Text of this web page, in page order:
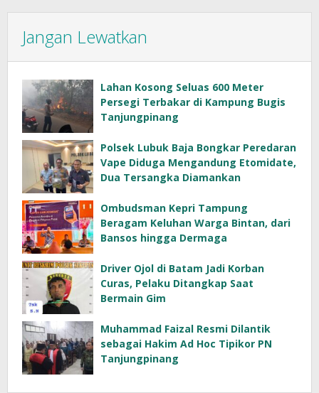
Jangan Lewatkan
Lahan Kosong Seluas 600 Meter
Persegi Terbakar di Kampung Bugis
Tanjungpinang
Polsek Lubuk Baja Bongkar Peredaran
Vape Diduga Mengandung Etomidate,
Dua Tersangka Diamankan
Ombudsman Kepri Tampung
Beragam Keluhan Warga Bintan, dari
Bansos hingga Dermaga
Driver Ojol di Batam Jadi Korban
Curas, Pelaku Ditangkap Saat
Bermain Gim
Muhammad Faizal Resmi Dilantik
sebagai Hakim Ad Hoc Tipikor PN
Tanjungpinang